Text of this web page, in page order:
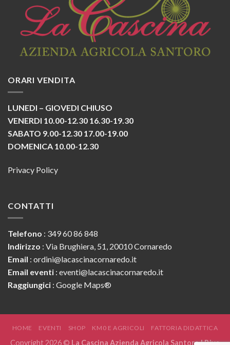
ORARI VENDITA
LUNEDI – GIOVEDI CHIUSO
VENERDI 10.00-12.30 16.30-19.30
SABATO 9.00-12.30 17.00-19.00
DOMENICA 10.00-12.30
Privacy Policy
CONTATTI
Telefono : 349 60 86 848
Indirizzo : Via Brughiera, 51, 20010 Cornaredo
Email : ordini@lacascinacornaredo.it
Email eventi : eventi@lacascinacornaredo.it
Raggiungici : Google Maps®
HOME EVENTI SHOP KM0 E AGRICOLI FATTORIA DIDATTICA
Copyright 2026 © La Cascina Azienda Agricola Santoro | P.iva